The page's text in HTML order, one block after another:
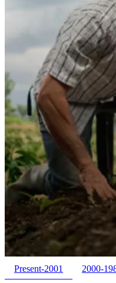
Present-2001 2000-